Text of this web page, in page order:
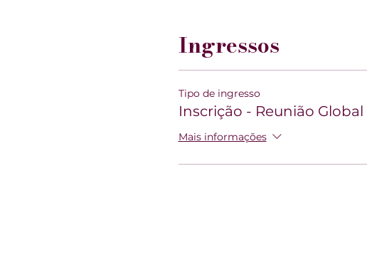
Ingressos
Tipo de ingresso
Inscrição - Reunião Global
Mais informações